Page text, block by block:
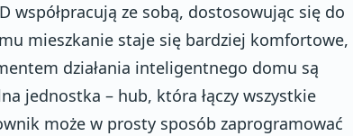
współpracują ze sobą, dostosowując się do
mieszkanie staje się bardziej komfortowe,
działania inteligentnego domu są
jednostka – hub, która łączy wszystkie
może w prosty sposób zaprogramować